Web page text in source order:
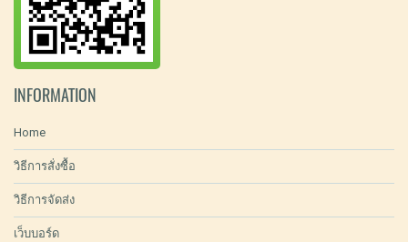
INFORMATION
Home
วิธีการสั่งซื้อ
วิธีการจัดส่ง
เว็บบอร์ด